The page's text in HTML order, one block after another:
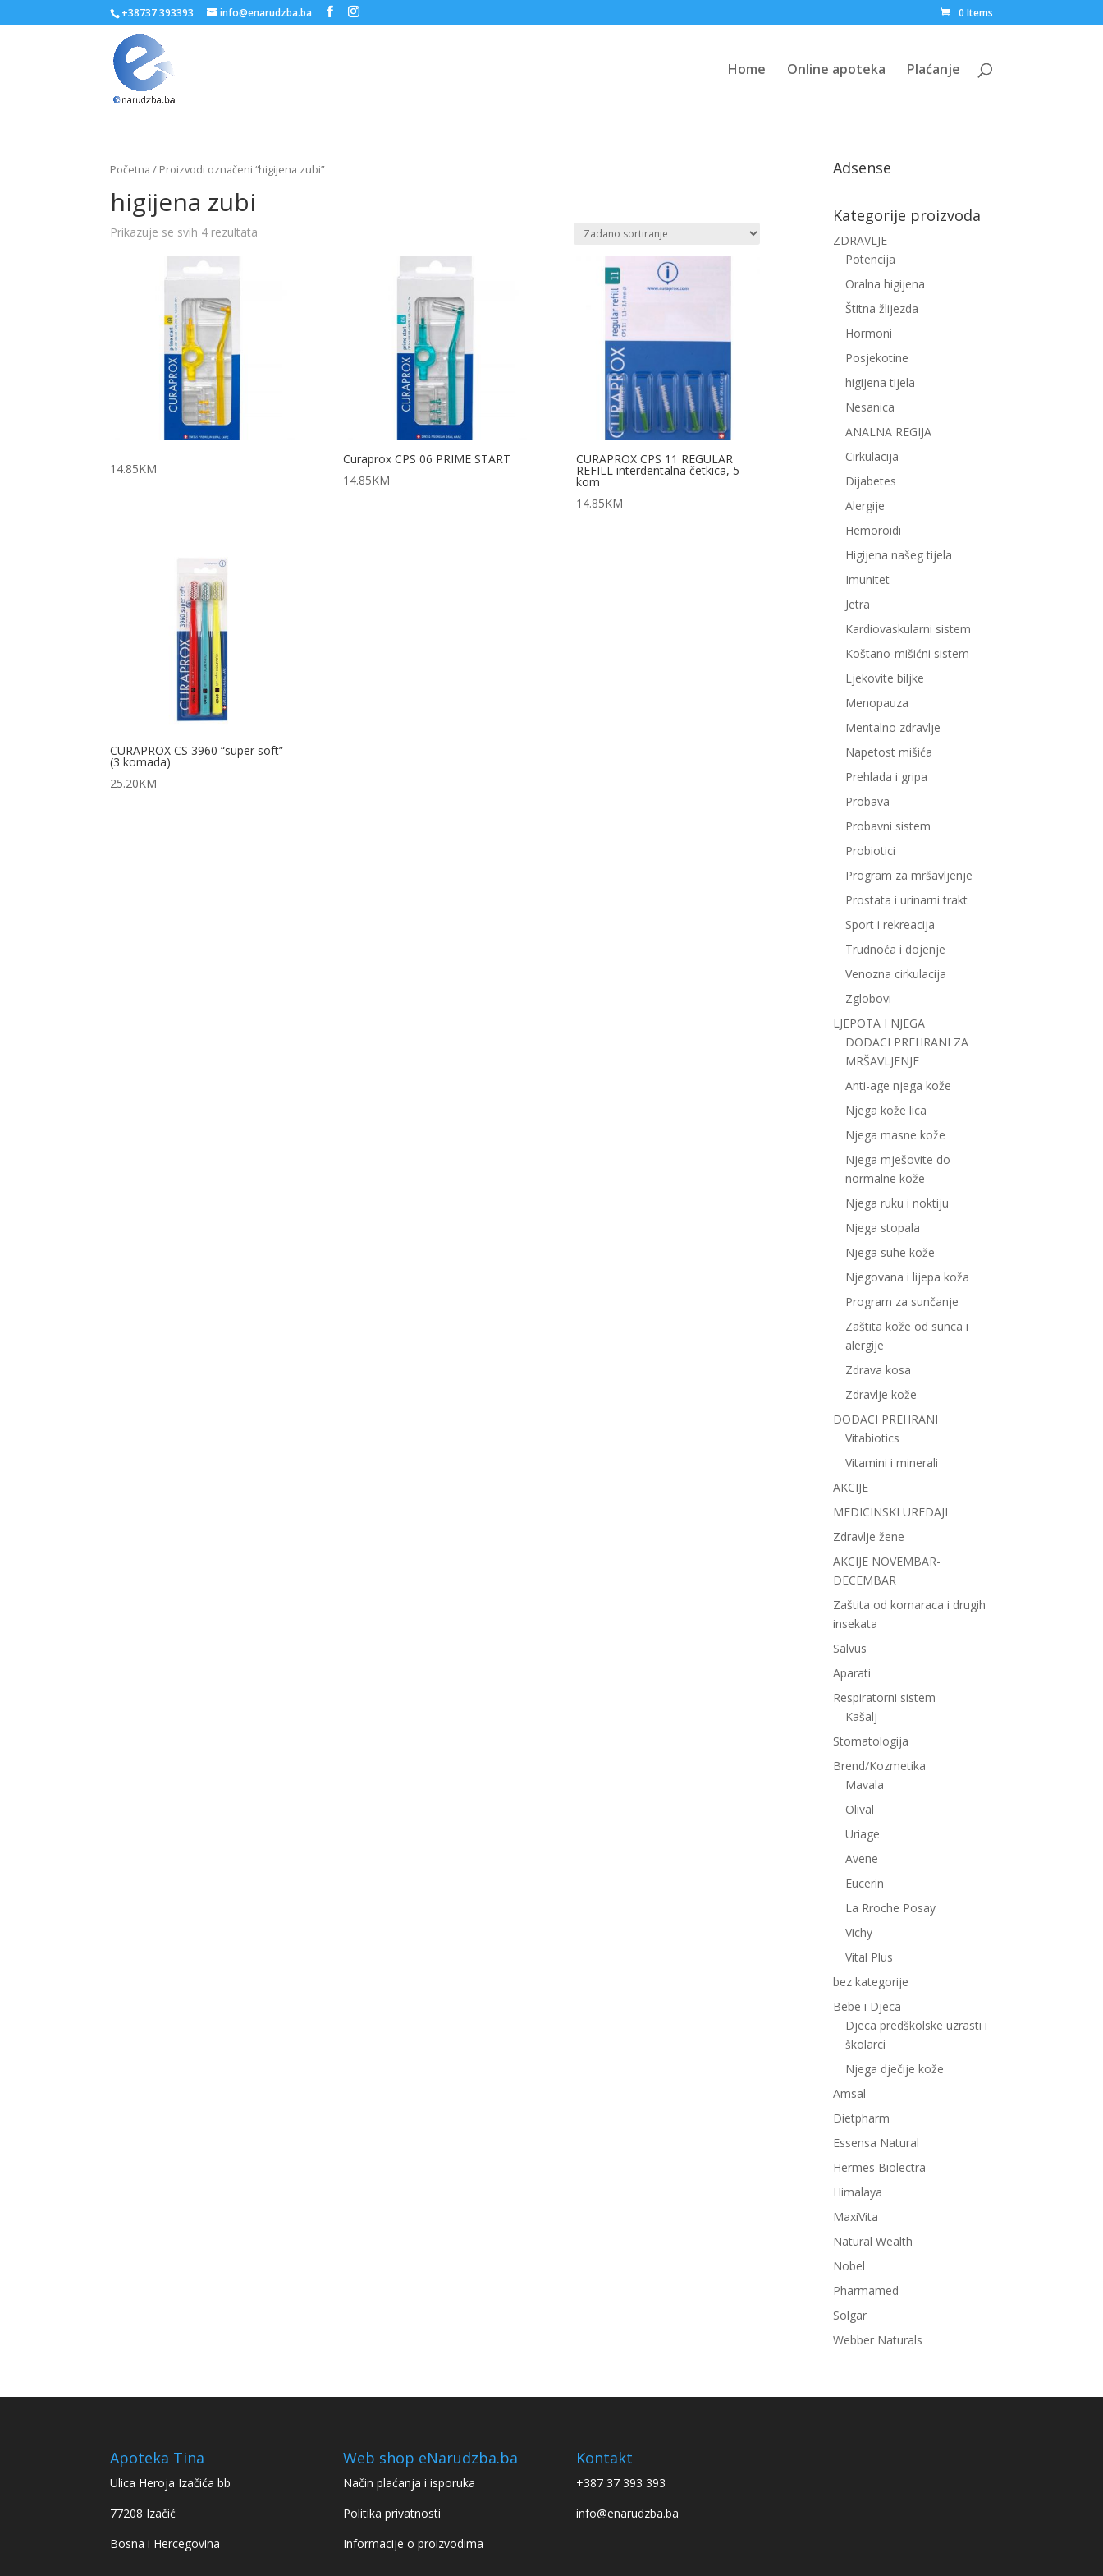
+38737 393393 info@enarudzba.ba 0 Items
Home Online apoteka Plaćanje
Početna / Proizvodi označeni “higijena zubi”
higijena zubi
Prikazuje se svih 4 rezultata
14.85KM
Curaprox CPS 06 PRIME START
14.85KM
CURAPROX CPS 11 REGULAR
REFILL interdentalna četkica, 5
kom
14.85KM
CURAPROX CS 3960 “super soft”
(3 komada)
25.20KM
Adsense
Kategorije proizvoda
ZDRAVLJE
Potencija
Oralna higijena
Štitna žlijezda
Hormoni
Posjekotine
higijena tijela
Nesanica
ANALNA REGIJA
Cirkulacija
Dijabetes
Alergije
Hemoroidi
Higijena našeg tijela
Imunitet
Jetra
Kardiovaskularni sistem
Koštano-mišićni sistem
Ljekovite biljke
Menopauza
Mentalno zdravlje
Napetost mišića
Prehlada i gripa
Probava
Probavni sistem
Probiotici
Program za mršavljenje
Prostata i urinarni trakt
Sport i rekreacija
Trudnoća i dojenje
Venozna cirkulacija
Zglobovi
LJEPOTA I NJEGA
DODACI PREHRANI ZA
MRŠAVLJENJE
Anti-age njega kože
Njega kože lica
Njega masne kože
Njega mješovite do
normalne kože
Njega ruku i noktiju
Njega stopala
Njega suhe kože
Njegovana i lijepa koža
Program za sunčanje
Zaštita kože od sunca i
alergije
Zdrava kosa
Zdravlje kože
DODACI PREHRANI
Vitabiotics
Vitamini i minerali
AKCIJE
MEDICINSKI UREDAJI
Zdravlje žene
AKCIJE NOVEMBAR-
DECEMBAR
Zaštita od komaraca i drugih
insekata
Salvus
Aparati
Respiratorni sistem
Kašalj
Stomatologija
Brend/Kozmetika
Mavala
Olival
Uriage
Avene
Eucerin
La Rroche Posay
Vichy
Vital Plus
bez kategorije
Bebe i Djeca
Djeca predškolske uzrasti i
školarci
Njega dječije kože
Amsal
Dietpharm
Essensa Natural
Hermes Biolectra
Himalaya
MaxiVita
Natural Wealth
Nobel
Pharmamed
Solgar
Webber Naturals
Apoteka Tina
Ulica Heroja Izačića bb
77208 Izačić
Bosna i Hercegovina
Web shop eNarudzba.ba
Način plaćanja i isporuka
Politika privatnosti
Informacije o proizvodima
Kontakt
+387 37 393 393
info@enarudzba.ba